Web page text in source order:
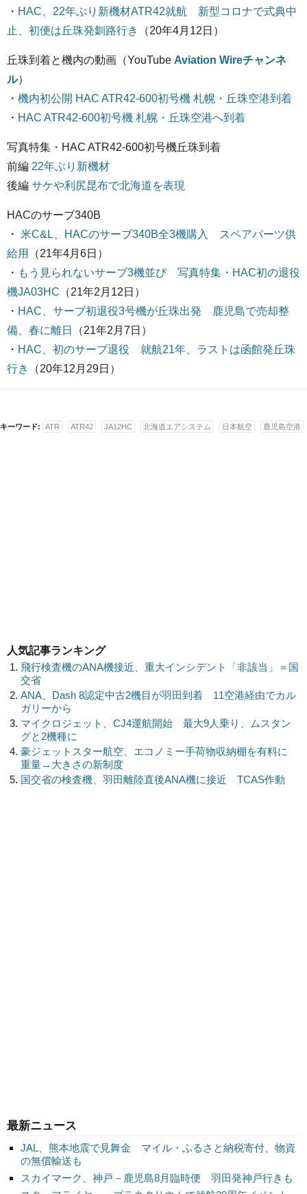
最新ニュース
JAL、熊本地震で見舞金 マイル・ふるさと納税寄付、物資
の無償輸送も
スカイマーク、神戸－鹿児島8月臨時便 羽田発神戸行きも
・ HAC、22年ぶり新機材ATR42就航 新型コロナで式典中
止、初便は丘珠発釧路行き
（20年4月12日）
丘珠到着と機内の動画（YouTube Aviation Wireチャンネ
ル）
・ 機内初公開 HAC ATR42-600初号機 札幌・丘珠空港到着
・ HAC ATR42-600初号機 札幌・丘珠空港へ到着
写真特集・HAC ATR42-600初号機丘珠到着
前編 22年ぶり新機材
後編 サケや利尻昆布で北海道を表現
HACのサーブ340B
・ 米C&L、HACのサーブ340B全3機購入 スペアパーツ供
給用
（21年4月6日）
・ もう見られないサーブ3機並び 写真特集・HAC初の退役
機JA03HC （21年2月12日）
・ HAC、サーブ初退役3号機が丘珠出発 鹿児島で売却整
備、春に離日
（21年2月7日）
・ HAC、初のサーブ退役 就航21年、ラストは函館発丘珠
行き
（20年12月29日）
キーワード: ATR ATR42 JA12HC 北海道エアシステム 日本航空 鹿児島空港
人気記事ランキング
飛行検査機のANA機接近、重大インシデント「非該当」＝国
交省
ANA、Dash 8認定中古2機目が羽田到着 11空港経由でカル
ガリーから
マイクロジェット、CJ4運航開始 最大9人乗り、ムスタン
グと2機種に
豪ジェットスター航空、エコノミー手荷物収納棚を有料に
重量→大きさの新制度
国交省の検査機、羽田離陸直後ANA機に接近 TCAS作動